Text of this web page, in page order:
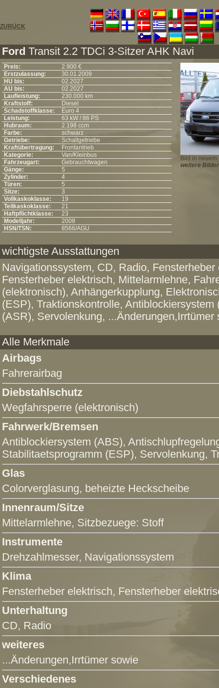
ZURÜCK
Ford Transit 2.2 TDCi 3-Sitzer AHK Navi
Preis:
2.900 €
Erstzulassung:
30.01.2009
HU bis:
02.2027
AU bis:
02.2027
Laufleistung:
230.000 km
Kraftstoff:
Diesel
Schadstoffklasse:
Euro 4
Leistung:
63 kW / 86 PS
Hubraum:
2.198 ccm
Farbe:
schwarz
Getriebe:
Schaltgetriebe
Kraftübertragung:
Frontantrieb
Kategorie:
Van/Kleinbus
Fahrzeugart:
Gebrauchtwagen
Gänge:
5
Zylinder:
4
Türen:
5
Sitze:
3
Vollkaskoklasse:
19
Teilkaskoklasse:
21
Haftpflichtklasse:
23
Modelljahr:
2008
HSN/TSN:
8566/AGU
Bild in neuem
weitere Bilder
wichtigste Ausstattungen
Navigationssystem, CD, Radio,
Fensterheber elektrisch, Mittelarmlehne,
(elektronisch), Anhängerkupplung,
(ESP), Traktionskontrolle,
(ASR), Servolenkung, ...Änderungen,Irrtümer
Alle Merkmale
Airbags
Fahrerairbag
Diebstahlschutz
Wegfahrsperre (elektronisch)
Fahrwerk/Bremsen
Antiblockiersystem (ABS),
Stabilitaetsprogramm (ESP), Servolenkung,
Glas
Colorverglasung, beheizte Heckscheibe
Innenraum/Sitze
Mittelarmlehne, Sitzbezuege: Stoff
Instrumente
Drehzahlmesser, Navigationssystem
Klima
Fensterheber elektrisch, Fensterheber
Unterhaltung
CD, Radio
weiteres
...Änderungen,Irrtümer sowie
Verschiedenes